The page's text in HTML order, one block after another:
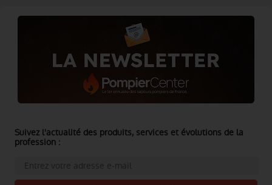
Suivez l'actualité des produits, services et évolutions de la
profession :